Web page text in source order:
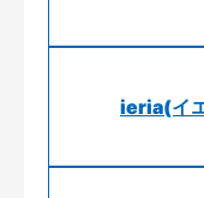
ieria(イ